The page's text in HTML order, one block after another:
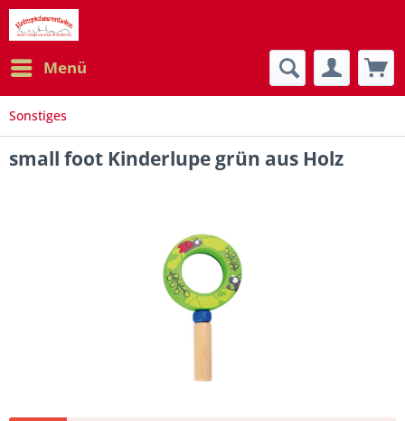
Menü
Sonstiges
small foot Kinderlupe grün aus Holz